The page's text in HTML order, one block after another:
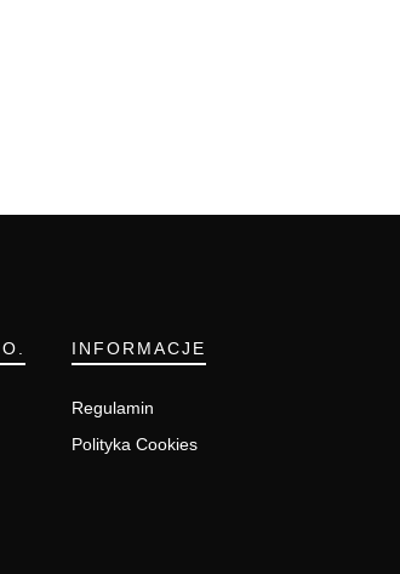
INFORMACJE
Regulamin
Polityka Cookies